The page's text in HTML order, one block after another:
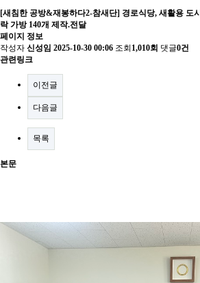
[새침한 공방&재봉하다2-참새단] 경로식당, 새활용 도시
락 가방 140개 제작.전달
페이지 정보
작성자 신성임 2025-10-30 00:06 조회 1,010회 댓글0건
관련링크
이전글
다음글
목록
본문